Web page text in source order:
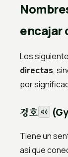
encajar
Los
directas,
por
경호
Tiene un
así que